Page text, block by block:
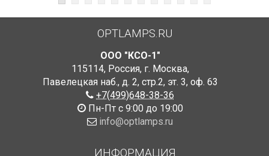
OPTLAMPS.RU
ООО "КСО-1"
115114, Россия, г. Москва,
Павелецкая наб., д. 2, стр.2, эт. 3, оф. 63
+7(499)648-38-36
Пн-Пт с 9:00 до 19:00
info@optlamps.ru
ИНФОРМАЦИЯ